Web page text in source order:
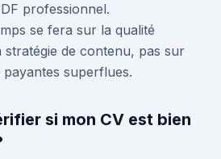
professionnel.
se fera sur la qualité
stratégie de contenu, pas sur
superflues.
si mon CV est bien